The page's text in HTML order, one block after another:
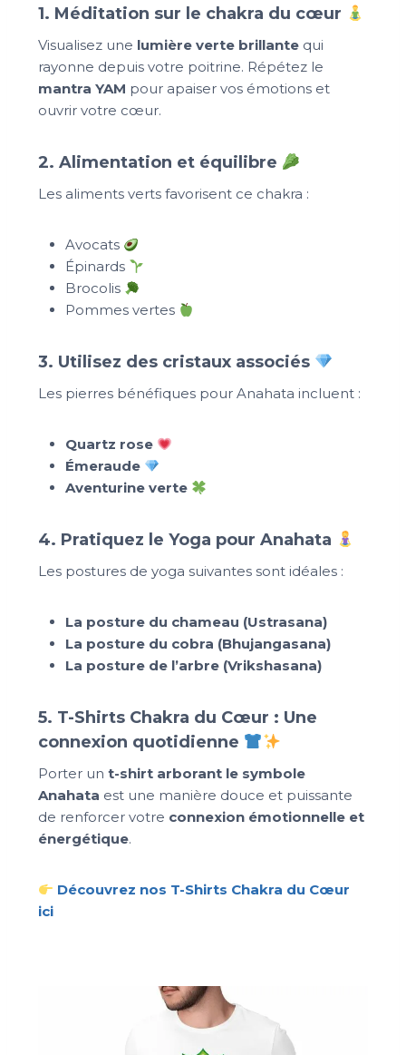
1. Méditation sur le chakra du cœur
Visualisez une lumière verte brillante qui
rayonne depuis votre poitrine. Répétez le
mantra YAM pour apaiser vos émotions et
ouvrir votre cœur.
2. Alimentation et équilibre
Les aliments verts favorisent ce chakra :
Avocats
Épinards
Brocolis
Pommes vertes
3. Utilisez des cristaux associés
Les pierres bénéfiques pour Anahata incluent :
Quartz rose
Émeraude
Aventurine verte
4. Pratiquez le Yoga pour Anahata
Les postures de yoga suivantes sont idéales :
La posture du chameau (Ustrasana)
La posture du cobra (Bhujangasana)
La posture de l’arbre (Vrikshasana)
5. T-Shirts Chakra du Cœur : Une
connexion quotidienne
Porter un t-shirt arborant le symbole
Anahata est une manière douce et puissante
de renforcer votre connexion émotionnelle et
énergétique.
Découvrez nos T-Shirts Chakra du Cœur
ici